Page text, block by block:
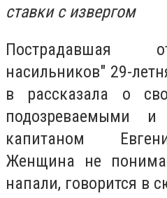
ставки с извергом
Пострадавшая
насильников" 29-
в рассказала о
подозреваемыми
капитаном
Женщина не
напали, говорится в